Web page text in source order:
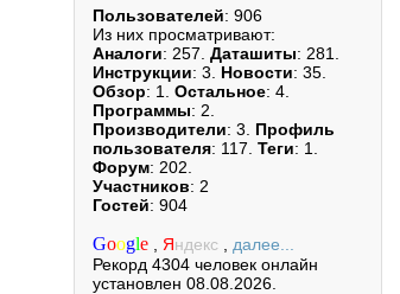
Пользователей: 906
Из них просматривают:
Аналоги: 257. Даташиты: 281.
Инструкции: 3. Новости: 35.
Обзор: 1. Остальное: 4.
Программы: 2.
Производители: 3. Профиль
пользователя: 117. Теги: 1.
Форум: 202.
Участников: 2
Гостей: 904
Google Яндекс
далее...
Рекорд 4304 человек онлайн
установлен 08.08.2026.